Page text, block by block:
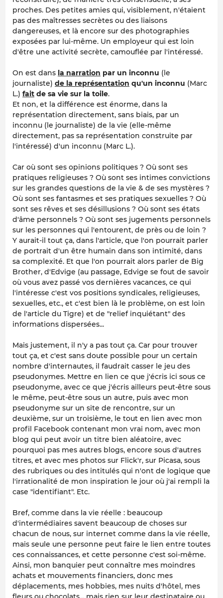
proches. Des petites amies qui, visiblement, n'étaient
pas des maîtresses secrètes ou des liaisons
dangereuses, et là encore sur des photographies
exposées par lui-même. Un employeur qui est loin
d'être une activité secrète, camouflée par l'intéressé.
On est dans la narration par un inconnu (le
journaliste) de la représentation qu'un inconnu (Marc
L.) fait de sa vie sur la toile.
Et non, et la différence est énorme, dans la
représentation directement, sans biais, par un
inconnu (le journaliste) de la vie (elle-même
directement, pas sa représentation construite par
l'intéressé) d'un inconnu (Marc L.).
Car où sont ses opinions politiques ? Où sont ses
pratiques religieuses ? Où sont ses intimes convictions
sur les grandes questions de la vie & de ses mystères ?
Où sont ses fantasmes et ses pratiques sexuelles ? Où
sont ses rêves et ses désillusions ? Où sont ses états
d'âme personnels ? Où sont ses jugements personnels
sur les personnes qui l'entourent, de près ou de loin ?
Y aurait-il tout ça, dans l'article, que l'on pourrait parler
de portrait d'un être humain dans son intimité, dans
sa complexité. Et que l'on pourrait alors parler de Big
Brother, d'Edvige (au passage, Edvige se fout de savoir
où vous avez passé vos dernières vacances, ce qui
l'intéresse c'est vos positions syndicales, religieuses,
sexuelles, etc., et c'est bien là le problème, on est loin
de l'article du Tigre) et de "relief inquiétant" des
informations dispersées...
Mais justement, il n'y a pas tout ça. Car pour trouver
tout ça, et c'est sans doute possible pour un certain
nombre d'internautes, il faudrait casser le jeu des
pseudonymes. Mettre en lien ce que j'écris ici sous ce
pseudonyme, avec ce que j'écris ailleurs peut-être sous
le même, peut-être sous un autre, puis avec mon
pseudonyme sur un site de rencontre, sur un
deuxième, sur un troisième, le tout en lien avec mon
profil Facebook contenant mon vrai nom, avec mon
blog qui peut avoir un titre bien aléatoire, avec
pourquoi pas mes autres blogs, encore sous d'autres
titres, et avec mes photos sur Flick'r, sur Picasa, sous
des rubriques ou des intitulés qui n'ont de logique que
l'irrationalité de mon inspiration le jour où j'ai rempli la
case "identifiant". Etc.
Bref, comme dans la vie réelle : beaucoup
d'intermédiaires savent beaucoup de choses sur
chacun de nous, sur internet comme dans la vie réelle,
mais seule une personne peut faire le lien entre toutes
ces connaissances, et cette personne c'est soi-même.
Ainsi, mon banquier peut connaître mes moindres
achats et mouvements financiers, donc mes
déplacements, mes hobbies, mes nuits d'hôtel, mes